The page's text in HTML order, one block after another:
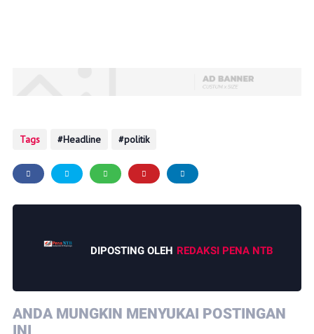
Tags Headline politik
DIPOSTING OLEH REDAKSI PENA NTB
ANDA MUNGKIN MENYUKAI POSTINGAN
INI